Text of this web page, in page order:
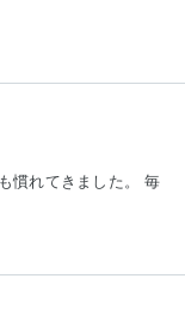
慣れてきました。 毎